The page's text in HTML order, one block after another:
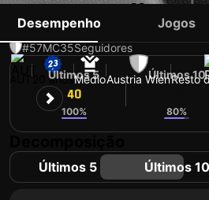
SANEL
#57MC35Seguidores
20 anosMédioAustria WienResto
Desempenho Jogos
Últimos 5
40
100%
Últimos 10
80%
Últimos 5 Últimos 10